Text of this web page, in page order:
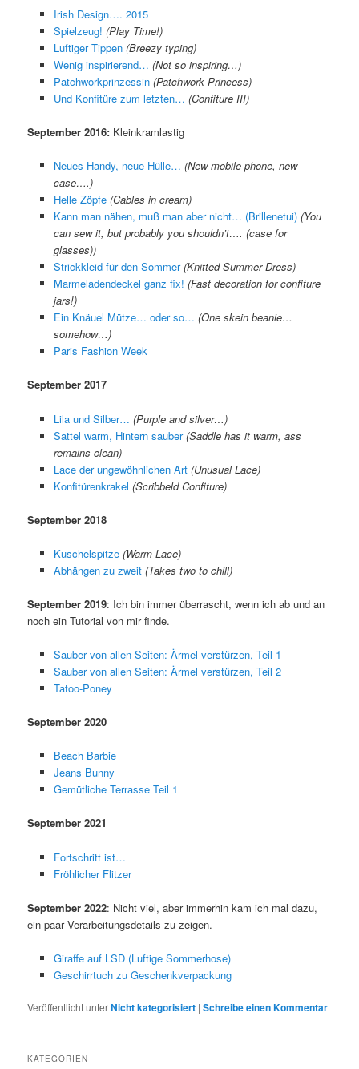
Irish Design…. 2015
Spielzeug! (Play Time!)
Luftiger Tippen (Breezy typing)
Wenig inspirierend… (Not so inspiring…)
Patchworkprinzessin (Patchwork Princess)
Und Konfitüre zum letzten… (Confiture III)
September 2016: Kleinkramlastig
Neues Handy, neue Hülle… (New mobile phone, new
case….)
Helle Zöpfe (Cables in cream)
Kann man nähen, muß man aber nicht… (Brillenetui) (You
can sew it, but probably you shouldn’t…. (case for
glasses))
Strickkleid für den Sommer (Knitted Summer Dress)
Marmeladendeckel ganz fix! (Fast decoration for confiture
jars!)
Ein Knäuel Mütze… oder so… (One skein beanie…
somehow…)
Paris Fashion Week
September 2017
Lila und Silber… (Purple and silver…)
Sattel warm, Hintern sauber (Saddle has it warm, ass
remains clean)
Lace der ungewöhnlichen Art (Unusual Lace)
Konfitürenkrakel (Scribbeld Confiture)
September 2018
Kuschelspitze (Warm Lace)
Abhängen zu zweit (Takes two to chill)
September 2019: Ich bin immer überrascht, wenn ich ab und an
noch ein Tutorial von mir finde.
Sauber von allen Seiten: Ärmel verstürzen, Teil 1
Sauber von allen Seiten: Ärmel verstürzen, Teil 2
Tatoo-Poney
September 2020
Beach Barbie
Jeans Bunny
Gemütliche Terrasse Teil 1
September 2021
Fortschritt ist…
Fröhlicher Flitzer
September 2022: Nicht viel, aber immerhin kam ich mal dazu,
ein paar Verarbeitungsdetails zu zeigen.
Giraffe auf LSD (Luftige Sommerhose)
Geschirrtuch zu Geschenkverpackung
Veröffentlicht unterNicht kategorisiert |Schreibe einen Kommentar
KATEGORIEN